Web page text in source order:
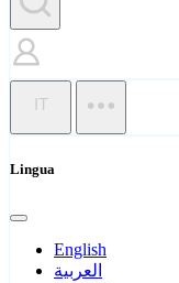
IT
Lingua
English
العربية